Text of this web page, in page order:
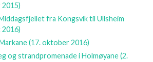
fra Kongsvik til Ullsheim
2016)
(17. oktober 2016)
og strandpromenade i Holmøyane(2.